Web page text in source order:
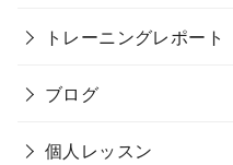
トレーニングレポート
ブログ
個人レッスン